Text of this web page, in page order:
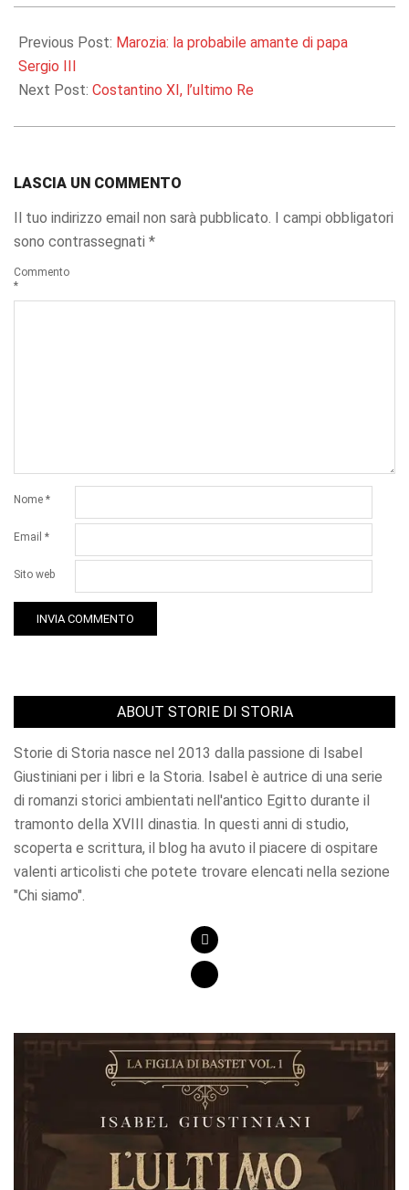
10-
06
Previous Post: Marozia: la probabile amante di papa
Sergio III
Next Post: Costantino XI, l’ultimo Re
LASCIA UN COMMENTO
Il tuo indirizzo email non sarà pubblicato. I campi obbligatori
sono contrassegnati *
Commento
*
Nome *
Email *
Sito web
ABOUT STORIE DI STORIA
Storie di Storia nasce nel 2013 dalla passione di Isabel
Giustiniani per i libri e la Storia. Isabel è autrice di una serie
di romanzi storici ambientati nell'antico Egitto durante il
tramonto della XVIII dinastia. In questi anni di studio,
scoperta e scrittura, il blog ha avuto il piacere di ospitare
valenti articolisti che potete trovare elencati nella sezione
"Chi siamo".